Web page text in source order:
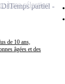
de 10 ans,
âgées et des
Temps partiel
à ma sélection